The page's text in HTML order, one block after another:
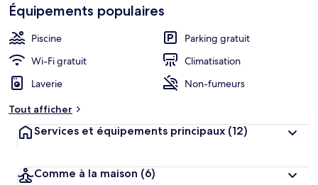
Équipements populaires
Piscine
Parking gratuit
Wi-Fi gratuit
Climatisation
Laverie
Non-fumeurs
Tout afficher
Services et équipements principaux (12)
Comme à la maison (6)